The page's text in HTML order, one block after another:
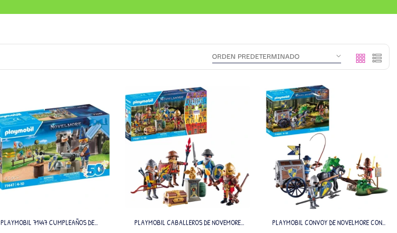
PLAYMOBIL 71447 CUMPLEAÑOS DE
PLAYMOBIL CABALLEROS DE NOVEMORE
PLAYMOBIL CONVOY DE NOVELMORE CON